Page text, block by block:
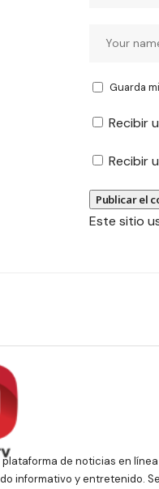
Guarda
Recibir
Recibir
Este sitio
de noticias en
informativo y entretenido.